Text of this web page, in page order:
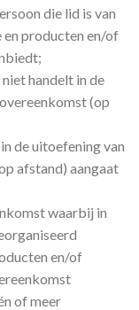
die lid is van
producten en/of
handelt in de
(op
de uitoefening van
afstand) aangaat
waarbij in
en/of
of meer